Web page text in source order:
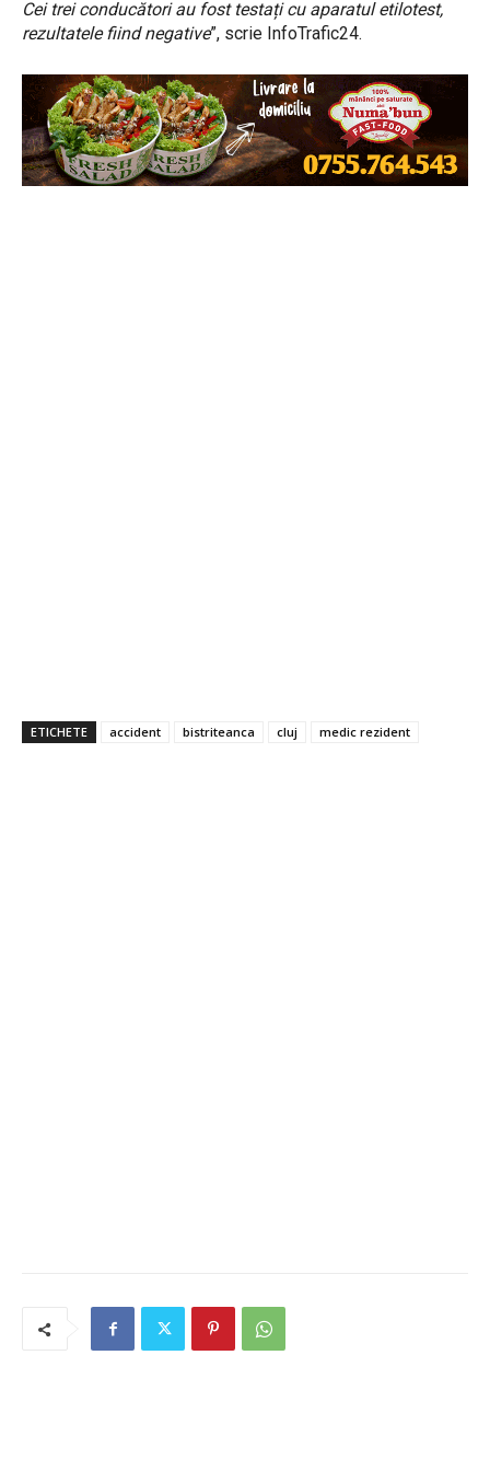
Cei trei conducători au fost testați cu aparatul etilotest,
rezultatele fiind negative”, scrie InfoTrafic24.
ETICHETE accident bistriteanca cluj medic rezident